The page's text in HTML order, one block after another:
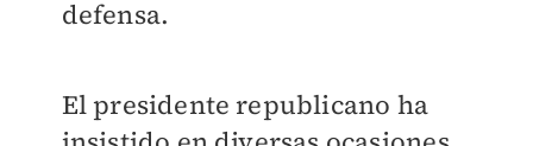
defensa.
El presidente republicano ha